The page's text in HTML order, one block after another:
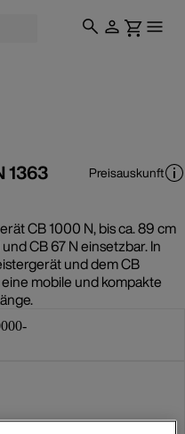
1363 Preisauskunft
CB 1000 N, bis ca. 89 cm
CB 67 N einsetzbar. In
und dem CB
mobile und kompakte